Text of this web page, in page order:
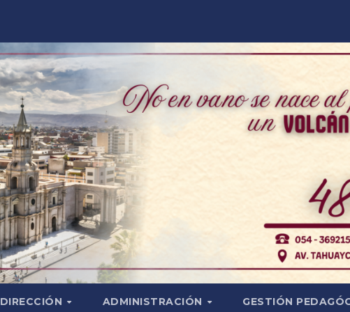
DIRECCIÓN ADMINISTRACIÓN GESTIÓN